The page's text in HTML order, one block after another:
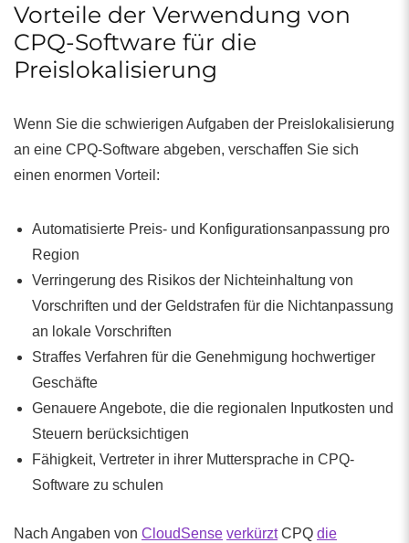
Vorteile der Verwendung von
CPQ-Software für die
Preislokalisierung
Wenn Sie die schwierigen Aufgaben der Preislokalisierung
an eine CPQ-Software abgeben, verschaffen Sie sich
einen enormen Vorteil:
Automatisierte Preis- und Konfigurationsanpassung pro
Region
Verringerung des Risikos der Nichteinhaltung von
Vorschriften und der Geldstrafen für die Nichtanpassung
an lokale Vorschriften
Straffes Verfahren für die Genehmigung hochwertiger
Geschäfte
Genauere Angebote, die die regionalen Inputkosten und
Steuern berücksichtigen
Fähigkeit, Vertreter in ihrer Muttersprache in CPQ-
Software zu schulen
Nach Angaben von CloudSense verkürztCPQ die